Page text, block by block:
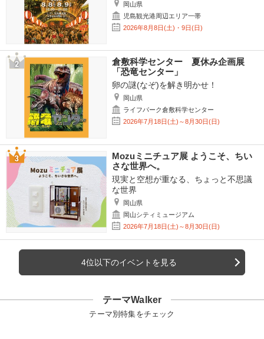
岡山県
児島観光港周辺エリア一帯
2026年8月8日(土)・9日(日)
倉敷科学センター 夏休み企画展
「恐竜センター」
卵の謎(なぞ)を解き明かせ！
岡山県
ライフパーク倉敷科学センター
2026年7月18日(土)～8月30日(日)
Mozuミニチュア展 ようこそ、ちい
さな世界へ。
現実と空想が重なる、ちょっと不思議
な世界
岡山県
岡山シティミュージアム
2026年7月18日(土)～8月30日(日)
4位以下のイベントを見る
テーマWalker
テーマ別特集をチェック